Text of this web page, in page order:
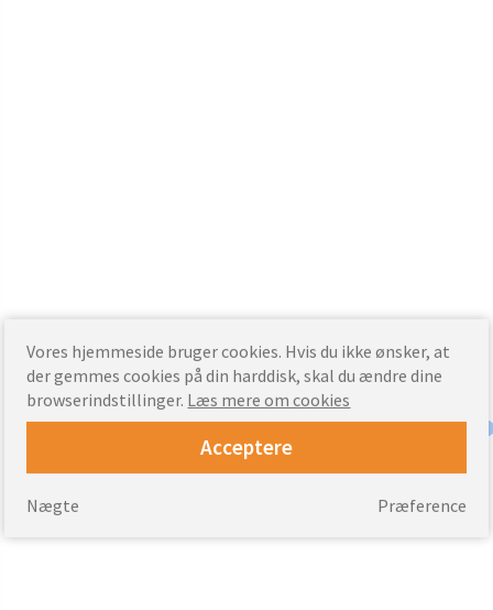
Vores hjemmeside bruger cookies. Hvis du ikke ønsker, at
der gemmes cookies på din harddisk, skal du ændre dine
browserindstillinger. Læs mere om cookies
Acceptere
Præference
Nægte